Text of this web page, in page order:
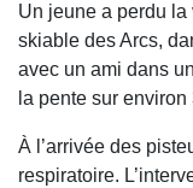
Un jeune a perdu
skiable des Arcs,
avec un ami dans
la pente sur environ
À l’arrivée des
respiratoire.